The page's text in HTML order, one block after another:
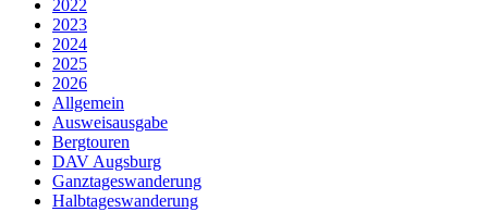
2022
2023
2024
2025
2026
Allgemein
Ausweisausgabe
Bergtouren
DAV Augsburg
Ganztageswanderung
Halbtageswanderung